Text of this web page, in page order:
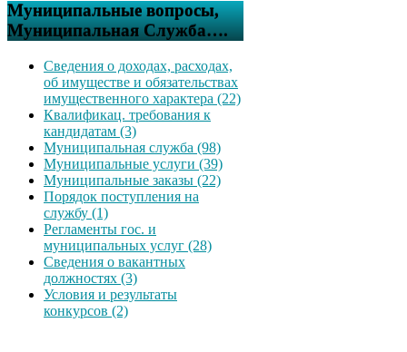
Муниципальные вопросы,
Муниципальная Служба….
Сведения о доходах, расходах,
об имуществе и обязательствах
имущественного характера (22)
Квалификац. требования к
кандидатам (3)
Муниципальная служба (98)
Муниципальные услуги (39)
Муниципальные заказы (22)
Порядок поступления на
службу (1)
Регламенты гос. и
муниципальных услуг (28)
Сведения о вакантных
должностях (3)
Условия и результаты
конкурсов (2)